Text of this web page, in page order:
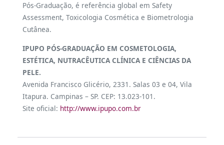
Pós-Graduação, é referência global em Safety
Assessment, Toxicologia Cosmética e Biometrologia
Cutânea.
IPUPO PÓS-GRADUAÇÃO EM COSMETOLOGIA,
ESTÉTICA, NUTRACÊUTICA CLÍNICA E CIÊNCIAS DA
PELE.
Avenida Francisco Glicério, 2331. Salas 03 e 04, Vila
Itapura. Campinas – SP. CEP: 13.023-101.
Site oficial: http://www.ipupo.com.br